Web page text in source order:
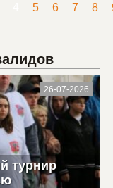
5 6 7 8
26-07-2026
турнир